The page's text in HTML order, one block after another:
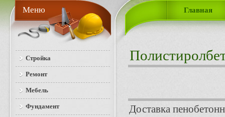
Главная
Доставка
Меню
Стройка
Ремонт
Мебель
Фундамент